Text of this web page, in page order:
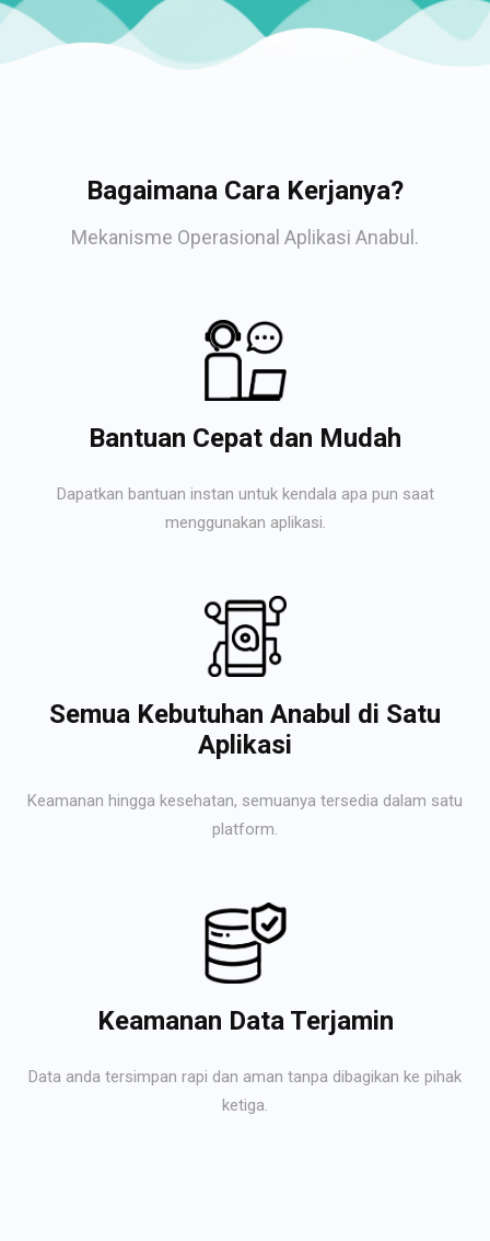
Bagaimana Cara Kerjanya?
Mekanisme Operasional Aplikasi Anabul.
Bantuan Cepat dan Mudah
Dapatkan bantuan instan untuk kendala apa pun saat
menggunakan aplikasi.
Semua Kebutuhan Anabul di Satu
Aplikasi
Keamanan hingga kesehatan, semuanya tersedia dalam satu
platform.
Keamanan Data Terjamin
Data anda tersimpan rapi dan aman tanpa dibagikan ke pihak
ketiga.